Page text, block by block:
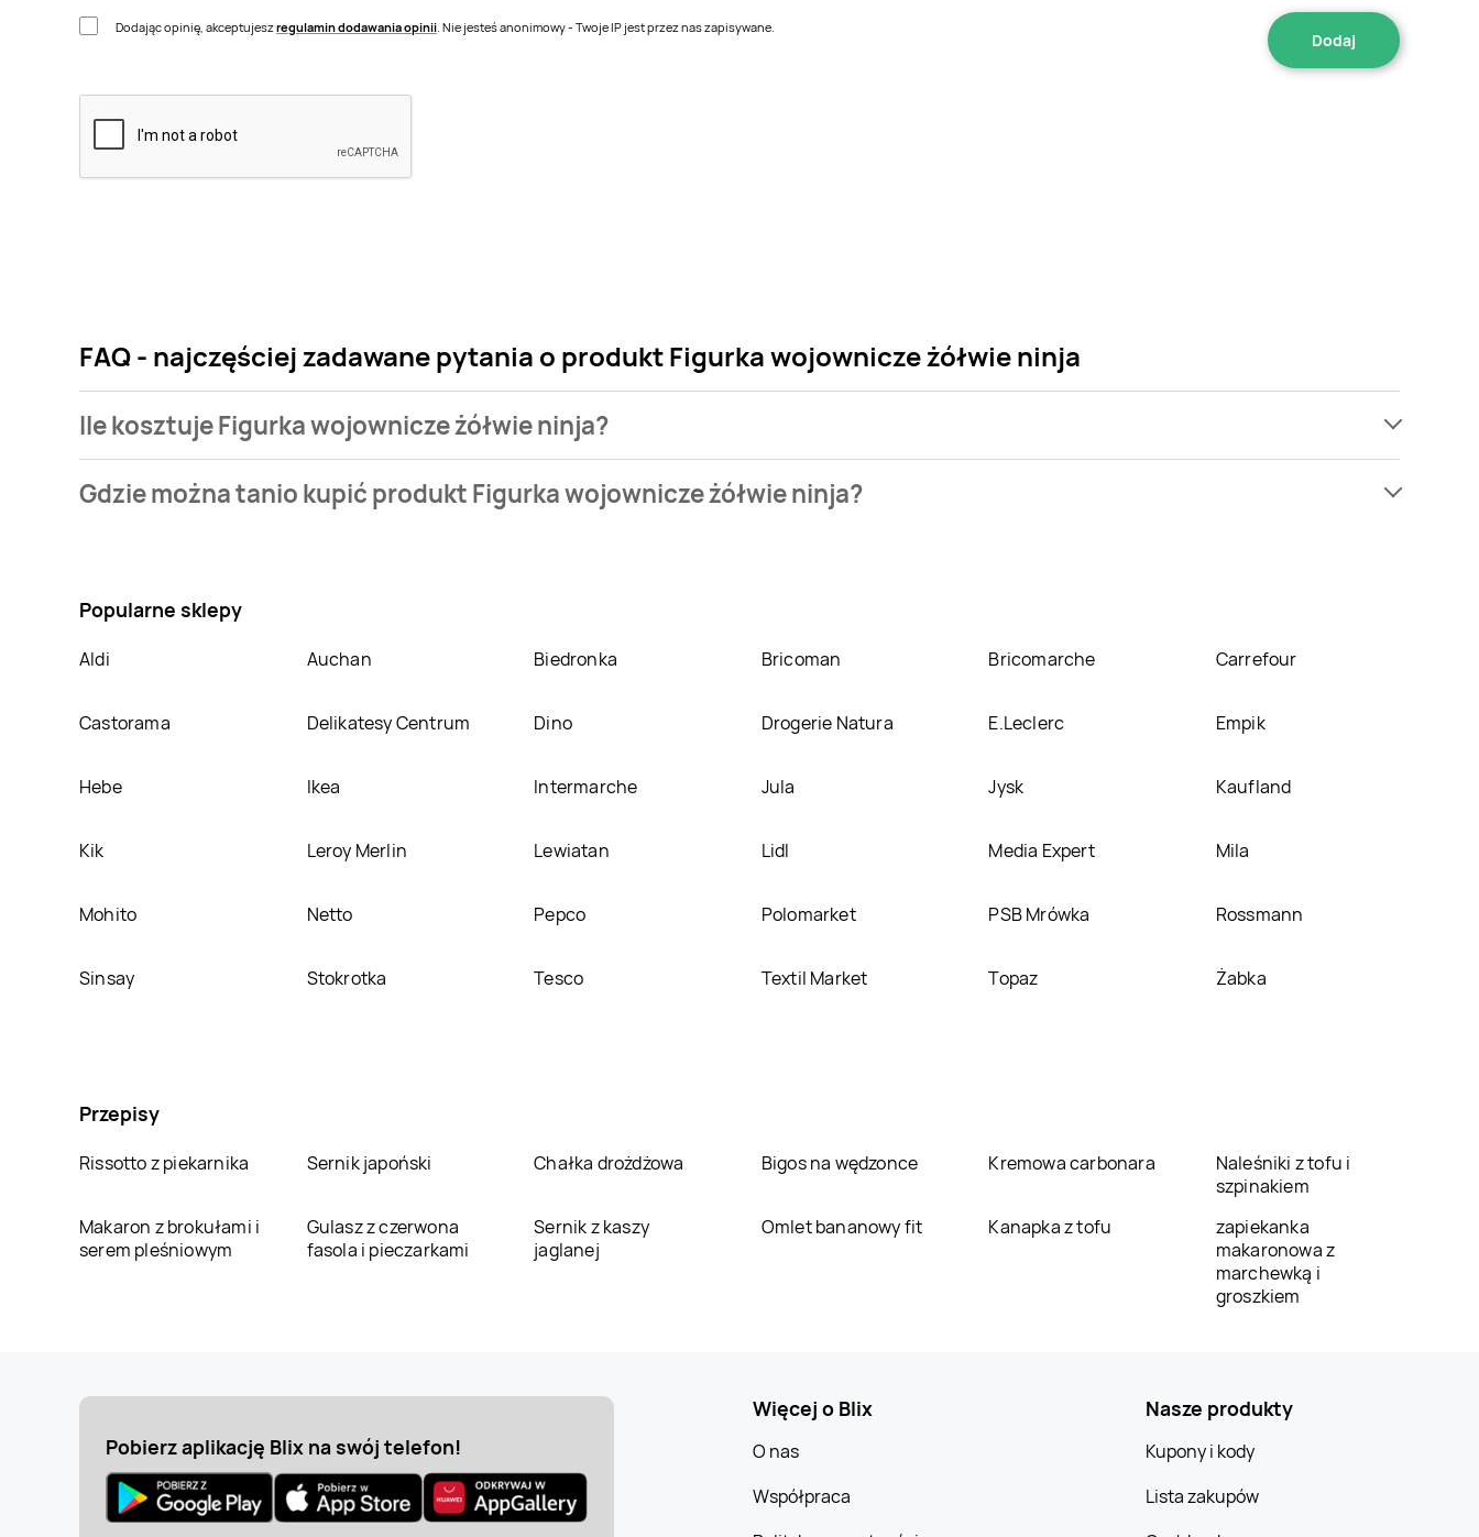
Dodając opinię, akceptujeszregulamin dodawania opinii . Nie jesteś anonimowy - Twoje IP jest przez nas zapisywane.
FAQ - najczęściej zadawane pytania o produkt Figurka wojownicze żółwie ninja
Ile kosztuje Figurka wojownicze żółwie ninja?
wojownicze żółwie ninja kosztuje od 24,99 zł do 49,99 zł.
Gdzie można tanio kupić produkt Figurka wojownicze żółwie ninja?
Popularne sklepy
Aldi Auchan Biedronka Bricoman Bricomarche Carrefour
Castorama Delikatesy Centrum Dino Drogerie Natura E.Leclerc Empik
Hebe Ikea Intermarche Jula Jysk Kaufland
Kik Leroy Merlin Lewiatan Lidl Media Expert Mila
Mohito Netto Pepco Polomarket PSB Mrówka Rossmann
Sinsay Stokrotka Tesco Textil Market Topaz Żabka
Przepisy
Rissotto z piekarnika Sernik japoński Chałka drożdżowa Bigos na wędzonce Kremowa carbonara
Naleśniki z tofu i
szpinakiem
Makaron z brokułami i
serem pleśniowym
Gulasz z czerwona
fasola i pieczarkami
Sernik z kaszy
jaglanej
Omlet bananowy fit Kanapka z tofu
zapiekanka
makaronowa z
marchewką i
groszkiem
Pobierz aplikację Blix na swój telefon!
Więcej o Blix
O nas
Współpraca
Nasze produkty
Kupony i kody
Lista zakupów